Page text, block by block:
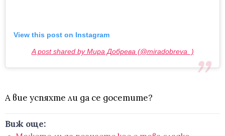
View this post on Instagram
A post shared by Мира Добрева (@miradobreva_)
А вие успяхте ли да се досетите?
Виж още: